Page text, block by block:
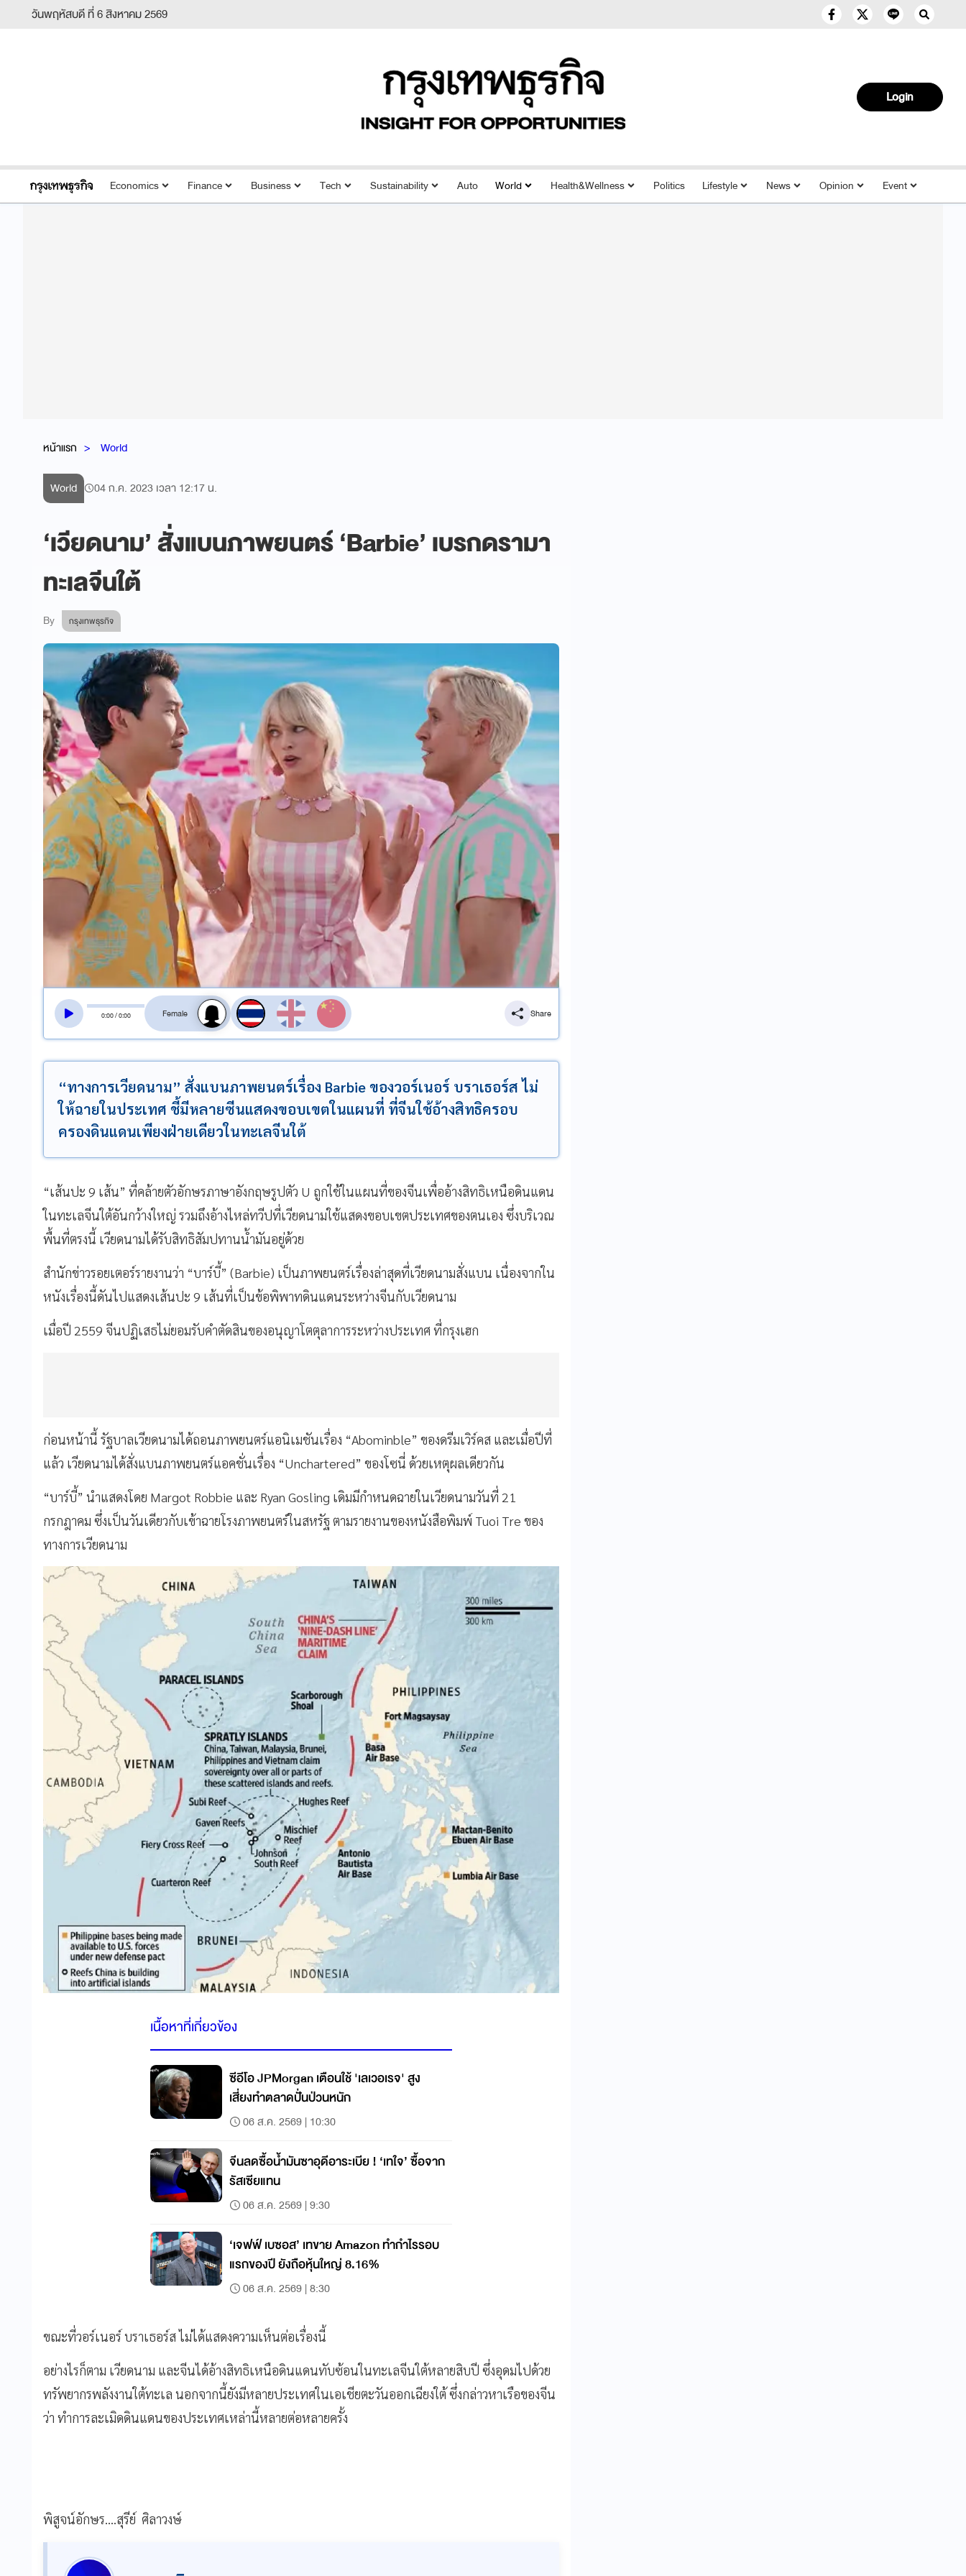
วันพฤหัสบดี ที่ 6 สิงหาคม 2569
Login
Economics Finance Business Tech Sustainability Auto World Health&Wellness Politics Lifestyle News Opinion Event
หน้าแรก World
World 04 ก.ค. 2023 เวลา 12:17 น.
‘เวียดนาม’ สั่งแบนภาพยนตร์ ‘Barbie’ เบรกดรามา
ทะเลจีนใต้
By กรุงเทพธุรกิจ
0:00/0:00
สลับเสียงอ่าน
Share
“ทางการเวียดนาม” สั่งแบนภาพยนตร์เรื่อง Barbie ของวอร์เนอร์ บราเธอร์ส ไม่
ให้ฉายในประเทศ ชี้มีหลายซีนแสดงขอบเขตในแผนที่ ที่จีนใช้อ้างสิทธิครอบ
ครองดินแดนเพียงฝ่ายเดียวในทะเลจีนใต้
“เส้นปะ 9 เส้น” ที่คล้ายตัวอักษรภาษาอังกฤษรูปตัว U ถูกใช้ในแผนที่ของจีนเพื่ออ้างสิทธิเหนือดินแดน
ในทะเลจีนใต้อันกว้างใหญ่ รวมถึงอ้างไหล่ทวีปที่เวียดนามใช้แสดงขอบเขตประเทศของตนเอง ซึ่งบริเวณ
พื้นที่ตรงนี้ เวียดนามได้รับสิทธิสัมปทานน้ำมันอยู่ด้วย
สำนักข่าวรอยเตอร์รายงานว่า “บาร์บี้” (Barbie) เป็นภาพยนตร์เรื่องล่าสุดที่เวียดนามสั่งแบน เนื่องจากใน
หนังเรื่องนี้ดันไปแสดงเส้นปะ 9 เส้นที่เป็นข้อพิพาทดินแดนระหว่างจีนกับเวียดนาม
เมื่อปี 2559 จีนปฏิเสธไม่ยอมรับคำตัดสินของอนุญาโตตุลาการระหว่างประเทศ ที่กรุงเฮก
ก่อนหน้านี้ รัฐบาลเวียดนามได้ถอนภาพยนตร์แอนิเมชันเรื่อง “Abominble” ของดรีมเวิร์คส และเมื่อปีที่
แล้ว เวียดนามได้สั่งแบนภาพยนตร์แอคชั่นเรื่อง “Unchartered” ของโซนี่ ด้วยเหตุผลเดียวกัน
“บาร์บี้” นำแสดงโดย Margot Robbie และ Ryan Gosling เดิมมีกำหนดฉายในเวียดนามวันที่ 21
กรกฎาคม ซึ่งเป็นวันเดียวกับเข้าฉายโรงภาพยนตร์ในสหรัฐ ตามรายงานของหนังสือพิมพ์ Tuoi Tre ของ
ทางการเวียดนาม
เนื้อหาที่เกี่ยวข้อง
ซีอีโอ JPMorgan เตือนใช้ 'เลเวอเรจ' สูง
เสี่ยงทำตลาดปั่นป่วนหนัก
06 ส.ค. 2569 | 10:30
จีนลดซื้อน้ำมันซาอุดีอาระเบีย ! ‘เทใจ’ ซื้อจาก
รัสเซียแทน
06 ส.ค. 2569 | 9:30
‘เจฟฟ์ เบซอส’ เทขาย Amazon ทำกำไรรอบ
แรกของปี ยังถือหุ้นใหญ่ 8.16%
06 ส.ค. 2569 | 8:30
ขณะที่วอร์เนอร์ บราเธอร์ส ไม่ได้แสดงความเห็นต่อเรื่องนี้
อย่างไรก็ตาม เวียดนาม และจีนได้อ้างสิทธิเหนือดินแดนทับซ้อนในทะเลจีนใต้หลายสิบปี ซึ่งอุดมไปด้วย
ทรัพยากรพลังงานใต้ทะเล นอกจากนี้ยังมีหลายประเทศในเอเชียตะวันออกเฉียงใต้ ซึ่งกล่าวหาเรือของจีน
ว่า ทำการละเมิดดินแดนของประเทศเหล่านี้หลายต่อหลายครั้ง
พิสูจน์อักษร....สุรีย์ ศิลาวงษ์